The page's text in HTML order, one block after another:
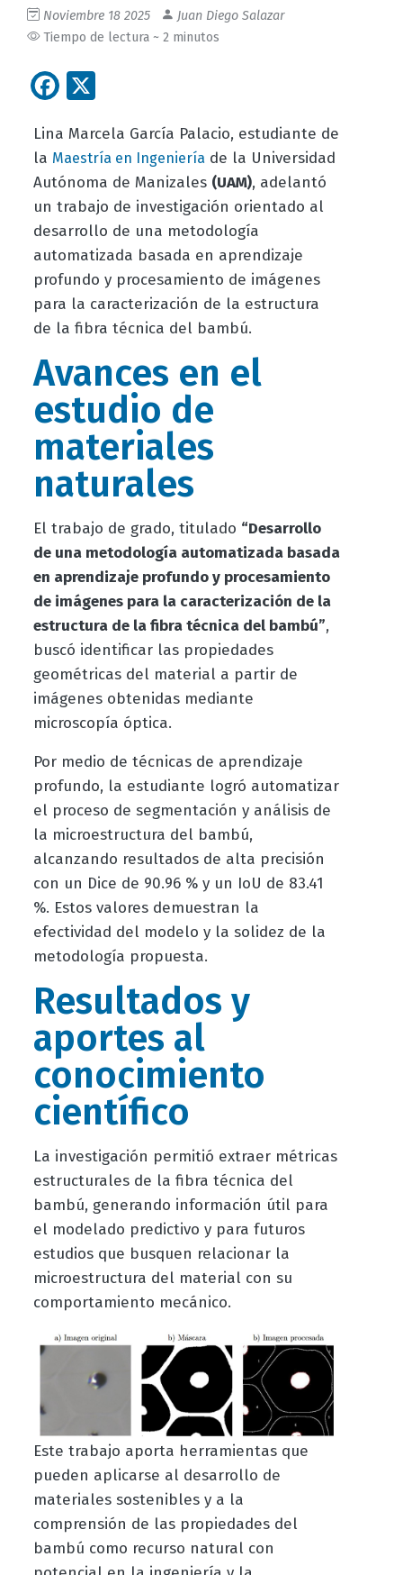
Noviembre 18 2025
Juan Diego Salazar
Tiempo de lectura ~ 2 minutos
Facebook
Lina Marcela García Palacio, estudiante de
la Maestría en Ingenieríade la Universidad
Autónoma de Manizales (UAM), adelantó
un trabajo de investigación orientado al
desarrollo de una metodología
automatizada basada en aprendizaje
profundo y procesamiento de imágenes
para la caracterización de la estructura
de la fibra técnica del bambú.
Avances en el
estudio de
materiales
naturales
El trabajo de grado, titulado “Desarrollo
de una metodología automatizada basada
en aprendizaje profundo y procesamiento
de imágenes para la caracterización de la
estructura de la fibra técnica del bambú”,
buscó identificar las propiedades
geométricas del material a partir de
imágenes obtenidas mediante
microscopía óptica.
Por medio de técnicas de aprendizaje
profundo, la estudiante logró automatizar
el proceso de segmentación y análisis de
la microestructura del bambú,
alcanzando resultados de alta precisión
con un Dice de 90.96 % y un IoU de 83.41
%. Estos valores demuestran la
efectividad del modelo y la solidez de la
metodología propuesta.
Resultados y
aportes al
conocimiento
científico
La investigación permitió extraer métricas
estructurales de la fibra técnica del
bambú, generando información útil para
el modelado predictivo y para futuros
estudios que busquen relacionar la
microestructura del material con su
comportamiento mecánico.
Este trabajo aporta herramientas que
pueden aplicarse al desarrollo de
materiales sostenibles y a la
comprensión de las propiedades del
bambú como recurso natural con